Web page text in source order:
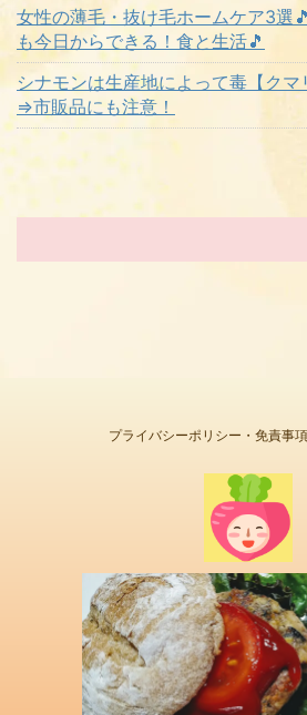
女性の薄毛・抜け毛ホームケア3選
も今日からできる！食と生活🎵
シナモンは生産地によって毒【ク
⇒市販品にも注意！
プライバシーポリシー・免責事